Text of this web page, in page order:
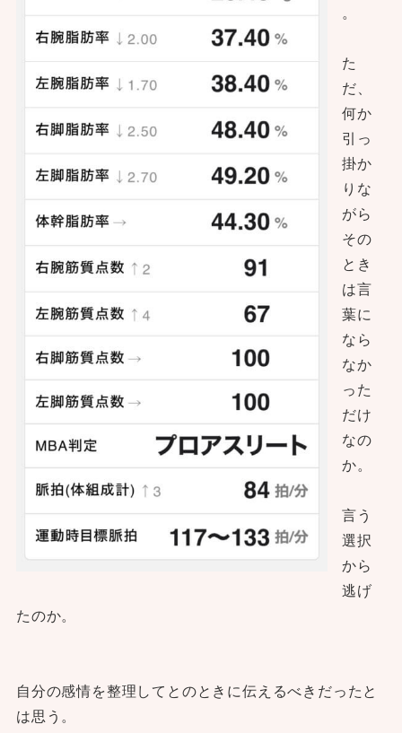
。
た
だ、
何か
引っ
掛か
りな
がら
その
とき
は言
葉に
なら
なか
った
だけ
なの
か。
言う
選択
から
逃げ
たのか。
自分の感情を整理してとのときに伝えるべきだったと
は思う。